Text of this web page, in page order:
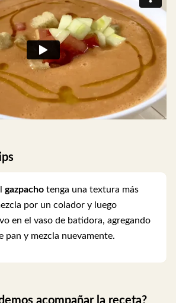
gazpacho tenga una textura más
por un colador y luego
en el vaso de batidora, agregando
pan y mezcla nuevamente.
acompañar la receta?